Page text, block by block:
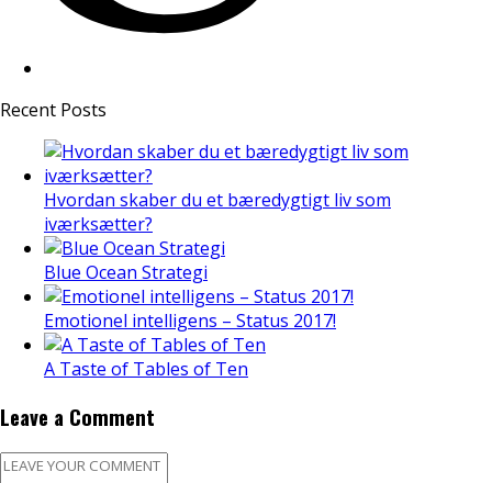
Recent Posts
Hvordan skaber du et bæredygtigt liv som
iværksætter?
Blue Ocean Strategi
Emotionel intelligens – Status 2017!
A Taste of Tables of Ten
Leave a Comment